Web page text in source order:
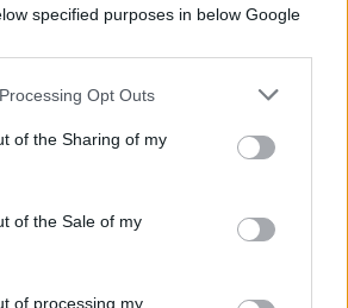
specified purposes in below Google
Opt Outs
of the Sharing of my
of the Sale of my
of processing my
vede il passato come un
verso un’assimilazione
asostituire l’identità
di nuovo o,